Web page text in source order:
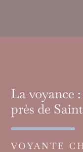
La voyance
près de
VOYANTE